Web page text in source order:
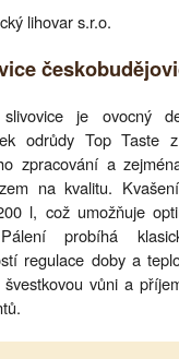
lihovar s.r.o.
je ovocný
odrůdy Top Taste
zpracování a
na kvalitu.
l, což umožňuje
probíhá
regulace doby a
vůni a